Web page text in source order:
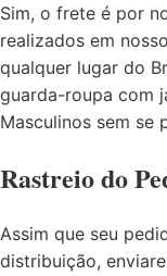
Sim, o frete é por
realizados em
qualquer lugar do
guarda-roupa com
Masculinos sem se
Rastreio do
Assim que seu
distribuição,